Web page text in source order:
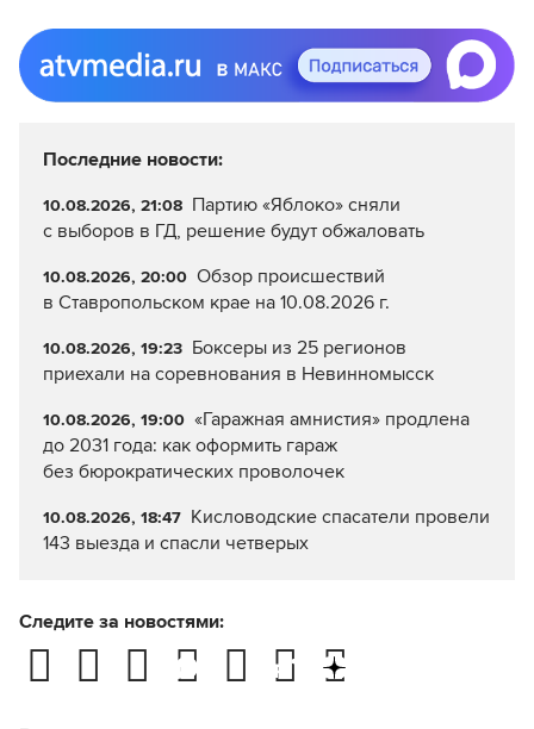
Последние новости:
10.08.2026, 21:08 Партию «Яблоко» сняли
с выборов в ГД, решение будут обжаловать
10.08.2026, 20:00 Обзор происшествий
в Ставропольском крае на 10.08.2026 г.
10.08.2026, 19:23 Боксеры из 25 регионов
приехали на соревнования в Невинномысск
10.08.2026, 19:00 «Гаражная амнистия» продлена
до 2031 года: как оформить гараж
без бюрократических проволочек
10.08.2026, 18:47 Кисловодские спасатели провели
143 выезда и спасли четверых
Следите за новостями: